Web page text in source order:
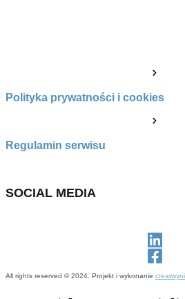
Polityka prywatności i cookies
Regulamin serwisu
SOCIAL MEDIA
All rights reserved © 2024. Projekt i wykonanie